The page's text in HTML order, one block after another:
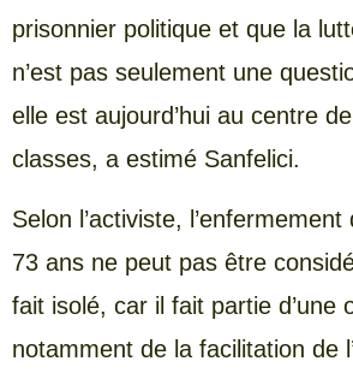
prisonnier politique et que la
n’est pas seulement une
elle est aujourd’hui au centre
classes, a estimé Sanfelici.
Selon l’activiste,
73 ans ne peut pas être
fait isolé, car il fait partie d’une
notamment de la facilitation de